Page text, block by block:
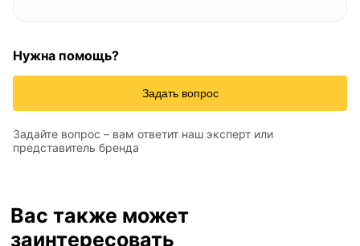
Нужна помощь?
Задать вопрос
Задайте вопрос – вам ответит наш эксперт или
представитель бренда
Вас также может
заинтересовать